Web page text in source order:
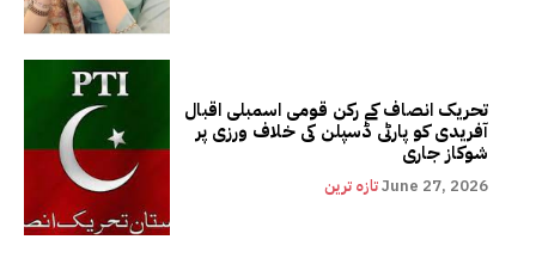
تحریک انصاف کے رکن قومی اسمبلی اقبال
آفریدی کو پارٹی ڈسپلن کی خلاف ورزی پر
شوکاز جاری
تازہ ترینJune 27, 2026